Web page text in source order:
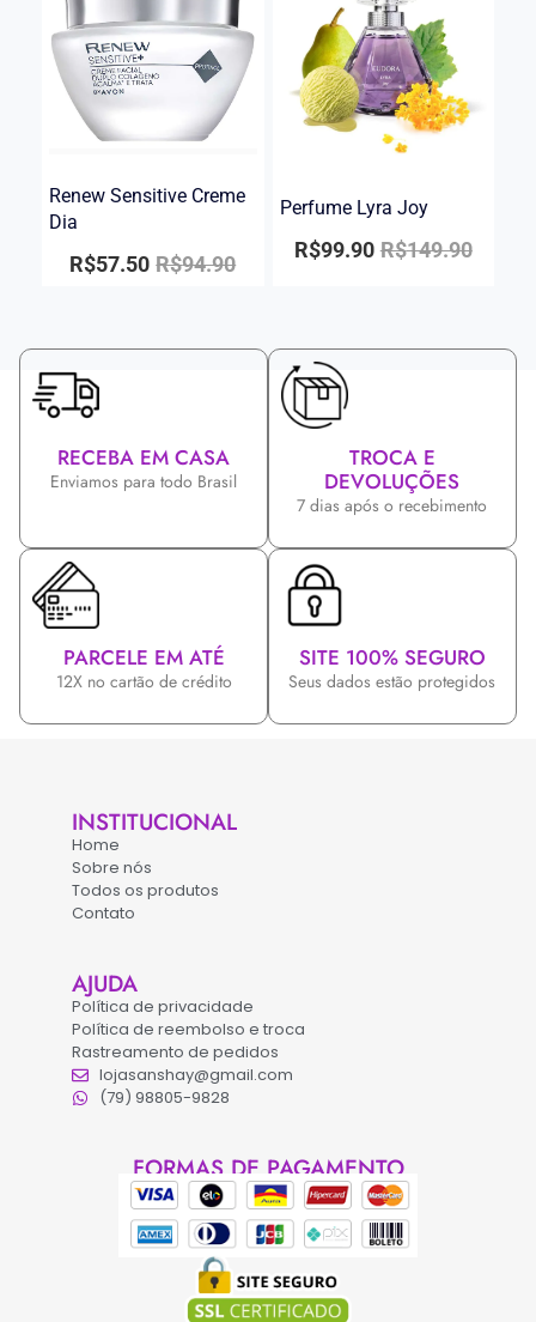
Renew Sensitive Creme
Dia
R$94.90
R$57.50
Perfume Lyra Joy
R$149.90
R$99.90
RECEBA EM CASA
Enviamos para todo Brasil
TROCA E
DEVOLUÇÕES
7 dias após o recebimento
PARCELE EM ATÉ
12X no cartão de crédito
SITE 100% SEGURO
Seus dados estão protegidos
INSTITUCIONAL
Home
Sobre nós
Todos os produtos
Contato
AJUDA
Política de privacidade
Política de reembolso e troca
Rastreamento de pedidos
lojasanshay@gmail.com
(79) 98805-9828
FORMAS DE PAGAMENTO